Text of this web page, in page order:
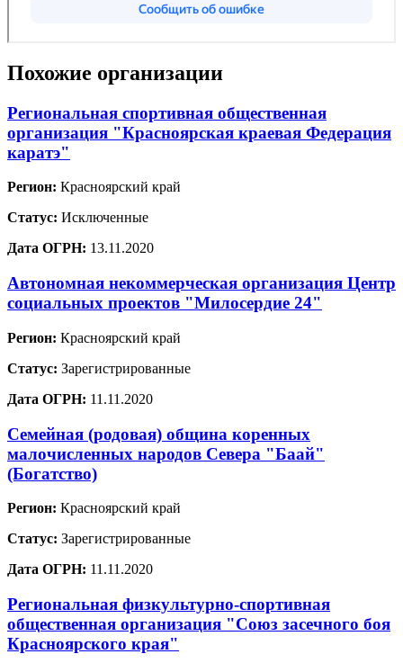
Похожие организации
Региональная спортивная общественная
организация "Красноярская краевая Федерация
каратэ"
Регион: Красноярский край
Статус: Исключенные
Дата ОГРН: 13.11.2020
Автономная некоммерческая организация Центр
социальных проектов "Милосердие 24"
Регион: Красноярский край
Статус: Зарегистрированные
Дата ОГРН: 11.11.2020
Семейная (родовая) община коренных
малочисленных народов Севера "Баай"
(Богатство)
Регион: Красноярский край
Статус: Зарегистрированные
Дата ОГРН: 11.11.2020
Региональная физкультурно-спортивная
общественная организация "Союз засечного боя
Красноярского края"